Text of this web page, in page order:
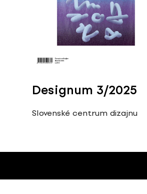
Designum 3/2025
Slovenské centrum dizajnu